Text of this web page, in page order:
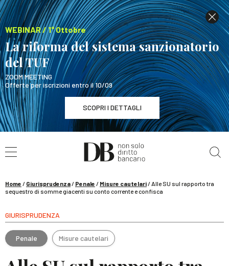
WEBINAR / 1° Ottobre
La riforma del sistema sanzionatorio
del TUF
ZOOM MEETING
Offerte per iscrizioni entro il 10/09
SCOPRI I DETTAGLI
WEBINAR / 1° Ottobre
La riforma del sistema sanzionatorio del TUF
Home / Giurisprudenza/ Penale / Misure cautelari/Alle SU sul rapporto tra
sequestro di somme giacenti su conto corrente e confisca
GIURISPRUDENZA
Penale Misure cautelari